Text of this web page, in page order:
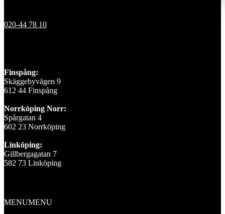
020-44 78 10
Finspång:
Skäggebyvägen 9
612 44 Finspång
Norrköping Norr:
Spårgatan 4
602 23 Norrköping
Linköping:
Gillbergagatan 7
582 73 Linköping
MENUMENU